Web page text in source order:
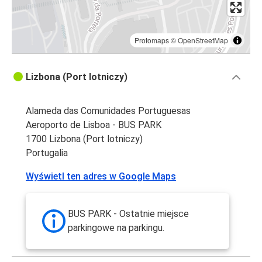
Protomaps©OpenStreetMap
Lizbona (Port lotniczy)
Alameda das Comunidades Portuguesas
Aeroporto de Lisboa - BUS PARK
1700 Lizbona (Port lotniczy)
Portugalia
Wyświetl ten adres w Google Maps
BUS PARK - Ostatnie miejsce
parkingowe na parkingu.